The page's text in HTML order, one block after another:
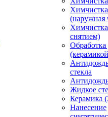
(наружная
снятием)
Обработка
стекла
Жидкое
Керамика
Нанесение